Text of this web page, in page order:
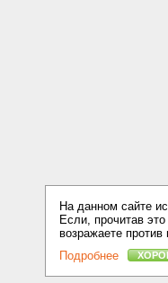
На данном сайте
Если, прочитав
возражаете против
Подробнее